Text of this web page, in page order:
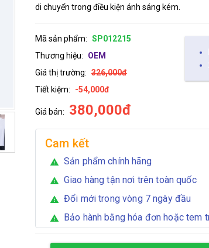
di chuyển trong điều kiện ánh sáng kém.
Mã sản phẩm: SP012215
Thương hiệu:
OEM
Giá thị trường: 326,000đ
Tiết kiệm:
-54,000đ
Giá bán: 380,000đ
Cam kết
warning Sản phẩm chính hãng
warning Giao hàng tận nơi trên toàn quốc
warning Đổi mới trong vòng 7 ngày đầu
warning Bảo hành bằng hóa đơn hoặc tem